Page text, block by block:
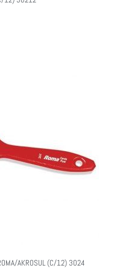
AKROSUL (C/12) 3024